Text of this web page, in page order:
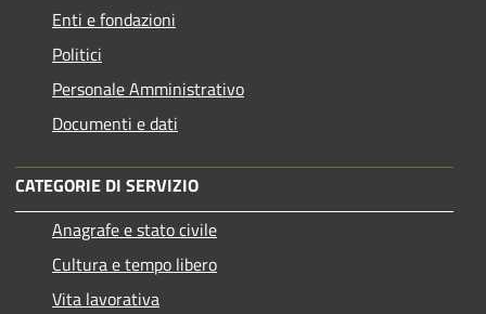
Enti e fondazioni
Politici
Personale Amministrativo
Documenti e dati
CATEGORIE DI SERVIZIO
Anagrafe e stato civile
Cultura e tempo libero
Vita lavorativa